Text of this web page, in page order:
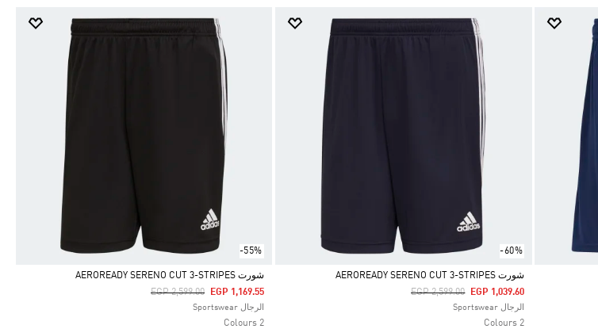
-60%
Selected
شورت AEROREADY SERENO CUT 3-STRIPES
Price Reduced From
EGP 2,599.00ToEGP 1,039.60
الرجال Sportswear
2 Colours
-55%
Selected
شورت AEROREADY SERENO CUT 3-STRIPES
Price Reduced From
EGP 2,599.00ToEGP 1,169.55
الرجال Sportswear
2 Colours